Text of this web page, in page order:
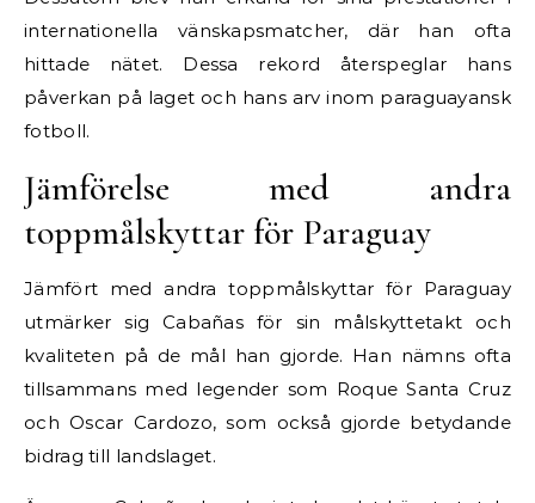
internationella vänskapsmatcher, där han ofta
hittade nätet. Dessa rekord återspeglar hans
påverkan på laget och hans arv inom paraguayansk
fotboll.
Jämförelse med andra
toppmålskyttar för Paraguay
Jämfört med andra toppmålskyttar för Paraguay
utmärker sig Cabañas för sin målskyttetakt och
kvaliteten på de mål han gjorde. Han nämns ofta
tillsammans med legender som Roque Santa Cruz
och Oscar Cardozo, som också gjorde betydande
bidrag till landslaget.